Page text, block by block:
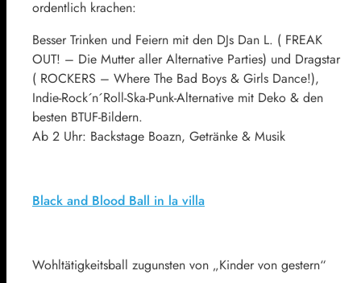
ordentlich krachen:
Besser Trinken und Feiern mit den DJs Dan L. ( FREAK
OUT! – Die Mutter aller Alternative Parties) und Dragstar
( ROCKERS – Where The Bad Boys & Girls Dance!),
Indie-Rock´n´Roll-Ska-Punk-Alternative mit Deko & den
besten BTUF-Bildern.
Ab 2 Uhr: Backstage Boazn, Getränke & Musik
Black and Blood Ball in la villa
Wohltätigkeitsball zugunsten von „Kinder von gestern“